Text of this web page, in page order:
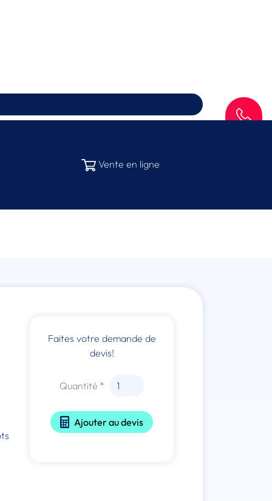
Vente en ligne
Faites votre demande de
devis!
Quantité
Ajouter au devis